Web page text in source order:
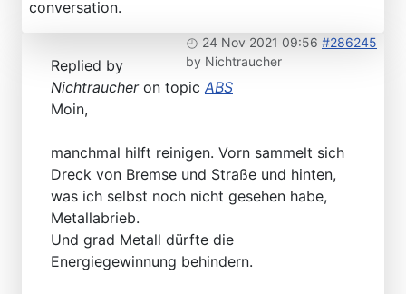
conversation.
24 Nov 2021 09:56 #286245
by Nichtraucher
Replied by
Nichtraucheron topic ABS
Moin,
manchmal hilft reinigen. Vorn sammelt sich
Dreck von Bremse und Straße und hinten,
was ich selbst noch nicht gesehen habe,
Metallabrieb.
Und grad Metall dürfte die
Energiegewinnung behindern.